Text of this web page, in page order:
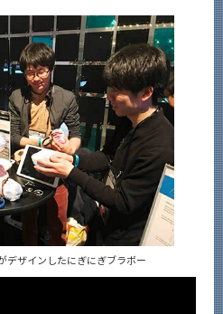
デザインしたにぎにぎブラボー